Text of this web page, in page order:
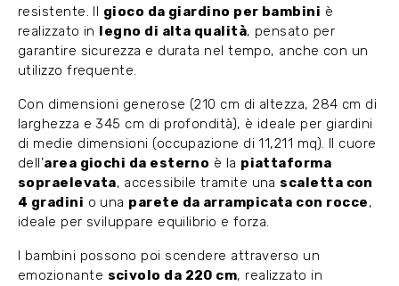
resistente. Il gioco da giardino per bambini è
realizzato in legno di alta qualità, pensato per
garantire sicurezza e durata nel tempo, anche con un
utilizzo frequente.
Con dimensioni generose (210 cm di altezza, 284 cm di
larghezza e 345 cm di profondità), è ideale per giardini
di medie dimensioni (occupazione di 11,211 mq). Il cuore
dell’area giochi da esterno è la piattaforma
sopraelevata, accessibile tramite una scaletta con
4 gradini o una parete da arrampicata con rocce,
ideale per sviluppare equilibrio e forza.
I bambini possono poi scendere attraverso un
emozionante scivolo da 220 cm, realizzato in